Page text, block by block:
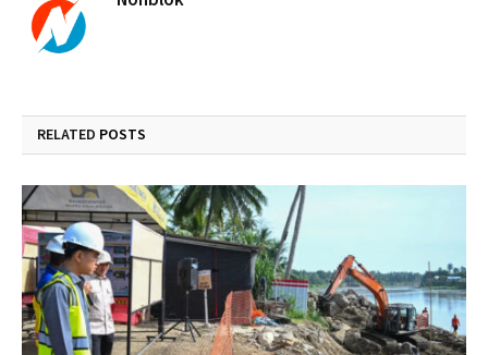
RELATED POSTS